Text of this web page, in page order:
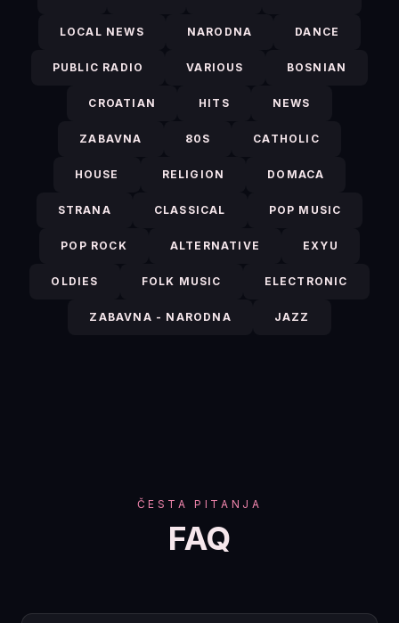
LOCAL NEWS NARODNA DANCE
PUBLIC RADIO VARIOUS BOSNIAN
CROATIAN HITS NEWS
ZABAVNA 80S CATHOLIC
HOUSE RELIGION DOMACA
STRANA CLASSICAL POP MUSIC
POP ROCK ALTERNATIVE EXYU
OLDIES FOLK MUSIC ELECTRONIC
ZABAVNA - NARODNA JAZZ
ČESTA PITANJA
FAQ